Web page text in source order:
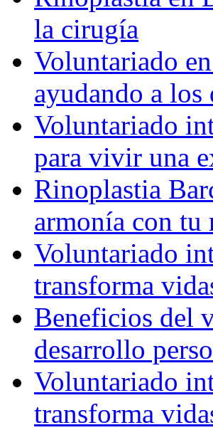
la cirugía
Voluntariado
ayudando a los
Voluntariado
para vivir una
Rinoplastia
armonía con tu
Voluntariado
transforma
Beneficios del
desarrollo
Voluntariado
transforma